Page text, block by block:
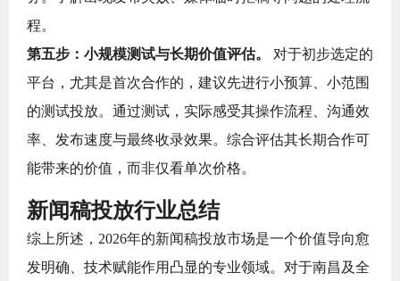
程。
第五步：小规模测试与长期价值评估。
对于初步选定的
平台，尤其是首次合作的，建议先进行小预算、小范围
的测试投放。通过测试，实际感受其操作流程、沟通效
率、发布速度与最终收录效果。综合评估其长期合作可
能带来的价值，而非仅看单次价格。
新闻稿投放行业总结
综上所述，2026年的新闻稿投放市场是一个价值导向愈
发明确、技术赋能作用凸显的专业领域。对于南昌及全